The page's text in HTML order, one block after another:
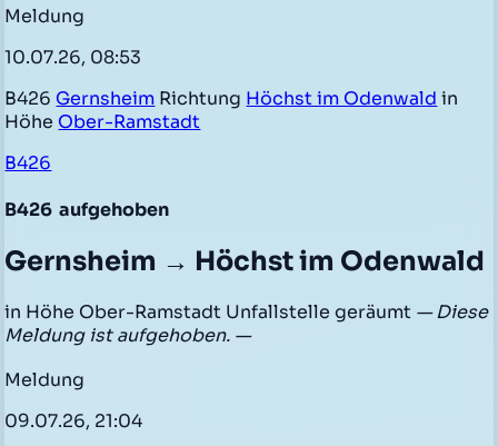
Meldung
10.07.26, 08:53
B426 Gernsheim Richtung Höchst im Odenwald in
Höhe Ober-Ramstadt
B426
B426 aufgehoben
Gernsheim → Höchst im Odenwald
in Höhe Ober-Ramstadt Unfallstelle geräumt — Diese
Meldung ist aufgehoben. —
Meldung
09.07.26, 21:04